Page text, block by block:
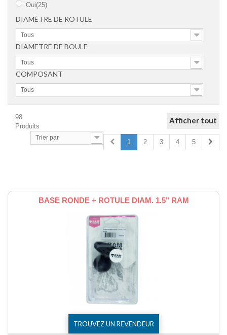
Oui(25)
DIAMÈTRE DE ROTULE
Tous
DIAMETRE DE BOULE
Tous
COMPOSANT
Tous
98
Produits
Afficher tout
1 2 3 4 5
Trier par
BASE RONDE + ROTULE DIAM. 1.5" RAM
TROUVEZ UN REVENDEUR